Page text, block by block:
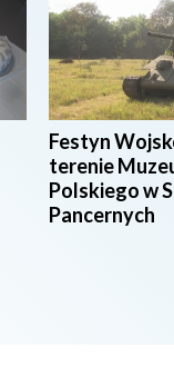
Festyn
terenie
Polskiego w
Pancernych